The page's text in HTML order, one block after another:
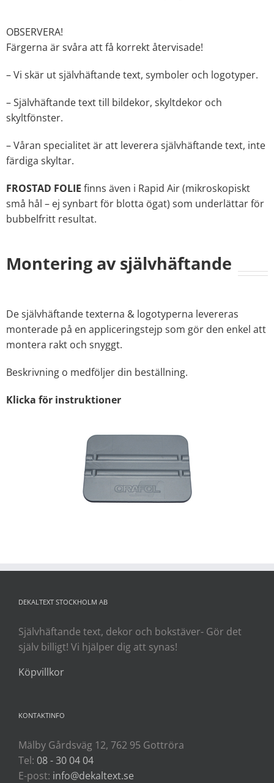
OBSERVERA!
Färgerna är svåra att få korrekt återvisade!
– Vi skär ut självhäftande text, symboler och logotyper.
– Självhäftande text till bildekor, skyltdekor och
skyltfönster.
– Våran specialitet är att leverera självhäftande text, inte
färdiga skyltar.
FROSTAD FOLIE finns även i Rapid Air (mikroskopiskt
små hål – ej synbart för blotta ögat) som underlättar för
bubbelfritt resultat.
Montering av självhäftande
De självhäftande texterna & logotyperna levereras
monterade på en appliceringstejp som gör den enkel att
montera rakt och snyggt.
Beskrivning o medföljer din beställning.
Klicka för instruktioner
DEKALTEXT STOCKHOLM AB
Självhäftande text, dekor och bokstäver- Gör det
själv billigt! Vi hjälper dig att synas!
Köpvillkor
KONTAKTINFO
Mälby Gårdsväg 12, 762 95 Gottröra
Tel: 08 - 30 04 04
E-post: info@dekaltext.se